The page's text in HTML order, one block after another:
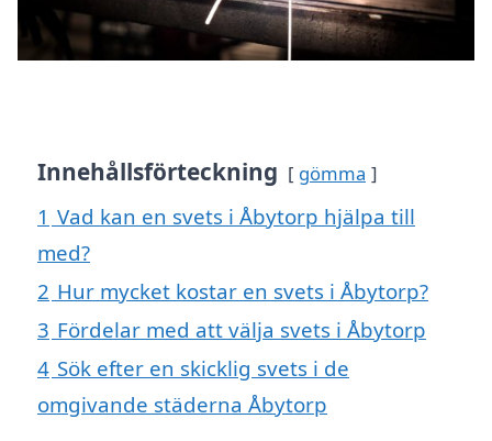
Innehållsförteckning gömma
1 Vad kan en svets i Åbytorp hjälpa till
med?
2 Hur mycket kostar en svets i Åbytorp?
3 Fördelar med att välja svets i Åbytorp
4 Sök efter en skicklig svets i de
omgivande städerna Åbytorp